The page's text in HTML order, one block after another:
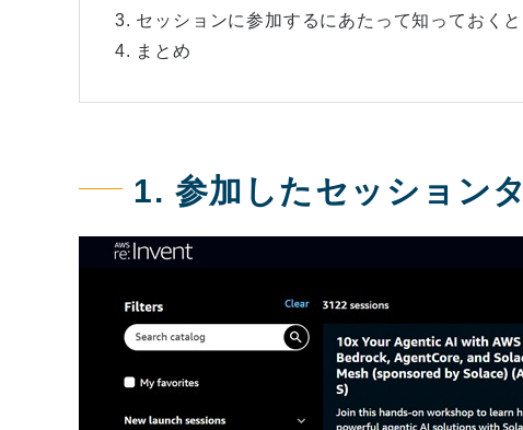
3. セッションに参加するにあたって知っておく
4. まとめ
1. 参加したセッション